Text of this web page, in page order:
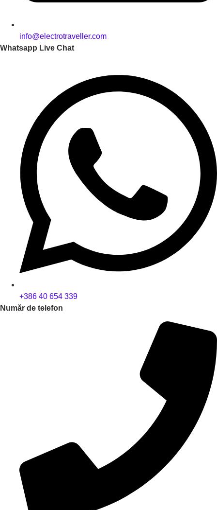
info@electrotraveller.com
Whatsapp Live Chat
+386 40 654 339
Număr de telefon